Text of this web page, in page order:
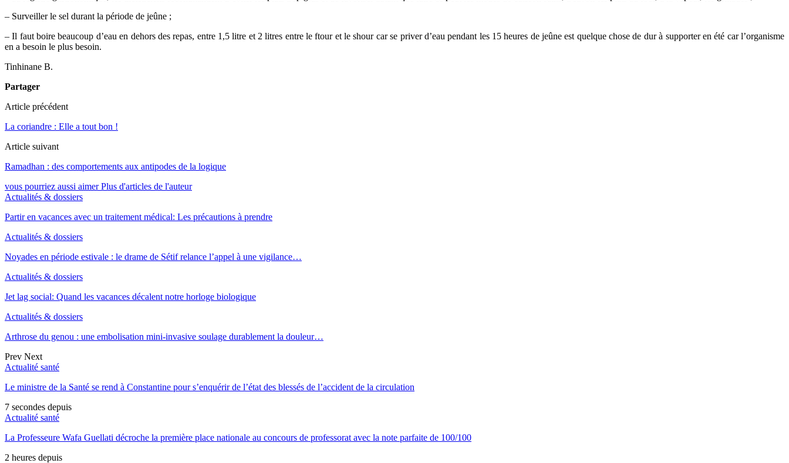
– Surveiller le sel durant la période de jeûne ;
– Il faut boire beaucoup d’eau en dehors des repas, entre 1,5 litre et 2 litres entre le ftour et le shour car se priver d’eau pendant les 15 heures de jeûne est quelque chose de dur à supporter en été car l’organisme
en a besoin le plus besoin.
Tinhinane B.
Partager
Article précédent
La coriandre : Elle a tout bon !
Article suivant
Ramadhan : des comportements aux antipodes de la logique
vous pourriez aussi aimer Plus d'articles de l'auteur
Actualités & dossiers
Partir en vacances avec un traitement médical: Les précautions à prendre
Actualités & dossiers
Noyades en période estivale : le drame de Sétif relance l’appel à une vigilance…
Actualités & dossiers
Jet lag social: Quand les vacances décalent notre horloge biologique
Actualités & dossiers
Arthrose du genou : une embolisation mini-invasive soulage durablement la douleur…
Prev Next
Actualité santé
Le ministre de la Santé se rend à Constantine pour s’enquérir de l’état des blessés de l’accident de la circulation
7 secondes depuis
Actualité santé
La Professeure Wafa Guellati décroche la première place nationale au concours de professorat avec la note parfaite de 100/100
2 heures depuis